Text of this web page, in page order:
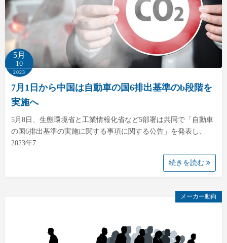
5月
10
2023
7月1日から中国は自動車の国6排出基準のb段階を
実施へ
5月8日、生態環境省と工業情報化省など5部署は共同で「自動車
の国6排出基準の実施に関する事項に関する公告」を発表し、
2023年7…
続きを読む
メーカー動向